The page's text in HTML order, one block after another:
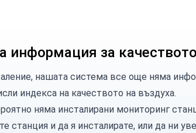
информация за
нашата система все още няма
индекса на качеството на въздуха.
няма инсталирани мониторинг
станцияи да я инсталирате, или да ни